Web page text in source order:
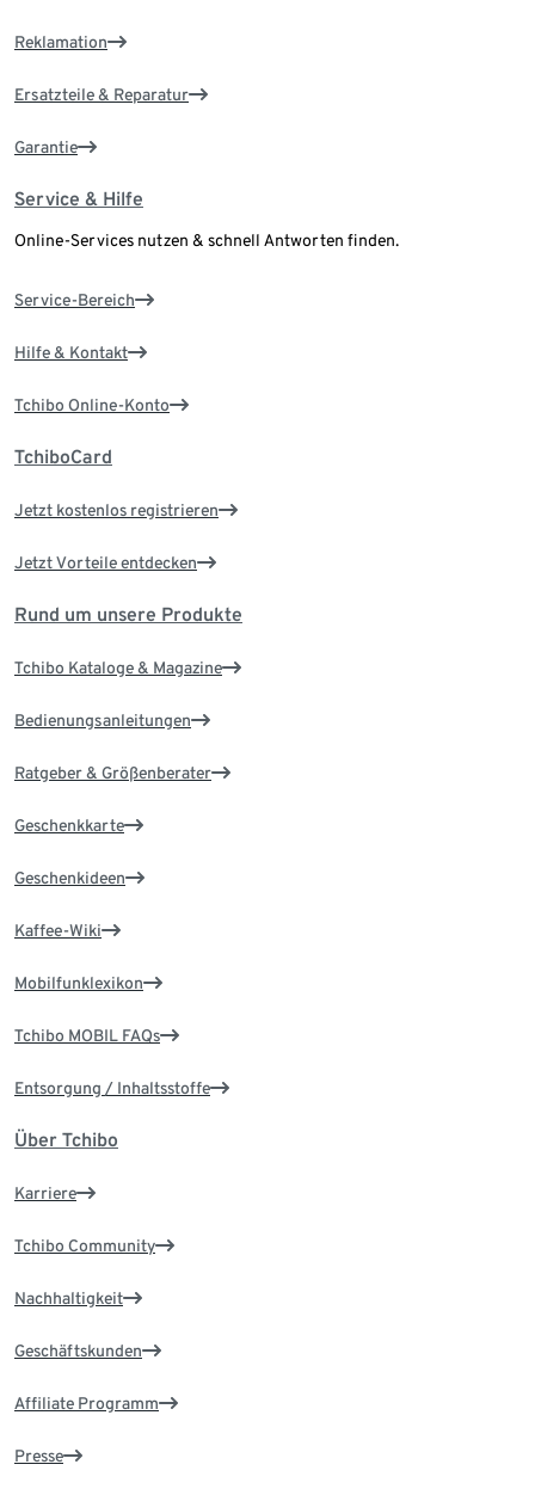
Reklamation
Ersatzteile & Reparatur
Garantie
Service & Hilfe
Online-Services nutzen & schnell Antworten finden.
Service-Bereich
Hilfe & Kontakt
Tchibo Online-Konto
TchiboCard
Jetzt kostenlos registrieren
Jetzt Vorteile entdecken
Rund um unsere Produkte
Tchibo Kataloge & Magazine
Bedienungsanleitungen
Ratgeber & Größenberater
Geschenkkarte
Geschenkideen
Kaffee-Wiki
Mobilfunklexikon
Tchibo MOBIL FAQs
Entsorgung / Inhaltsstoffe
Über Tchibo
Karriere
Tchibo Community
Nachhaltigkeit
Geschäftskunden
Affiliate Programm
Presse